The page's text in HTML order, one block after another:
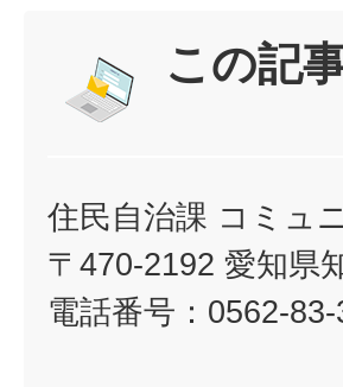
この記
住民自治課 コミュ
〒470-2192 愛知県
電話番号：0562-